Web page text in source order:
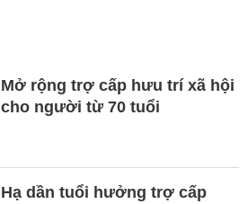
Mở rộng trợ cấp hưu trí xã hội
cho người từ 70 tuổi
Hạ dần tuổi hưởng trợ cấp